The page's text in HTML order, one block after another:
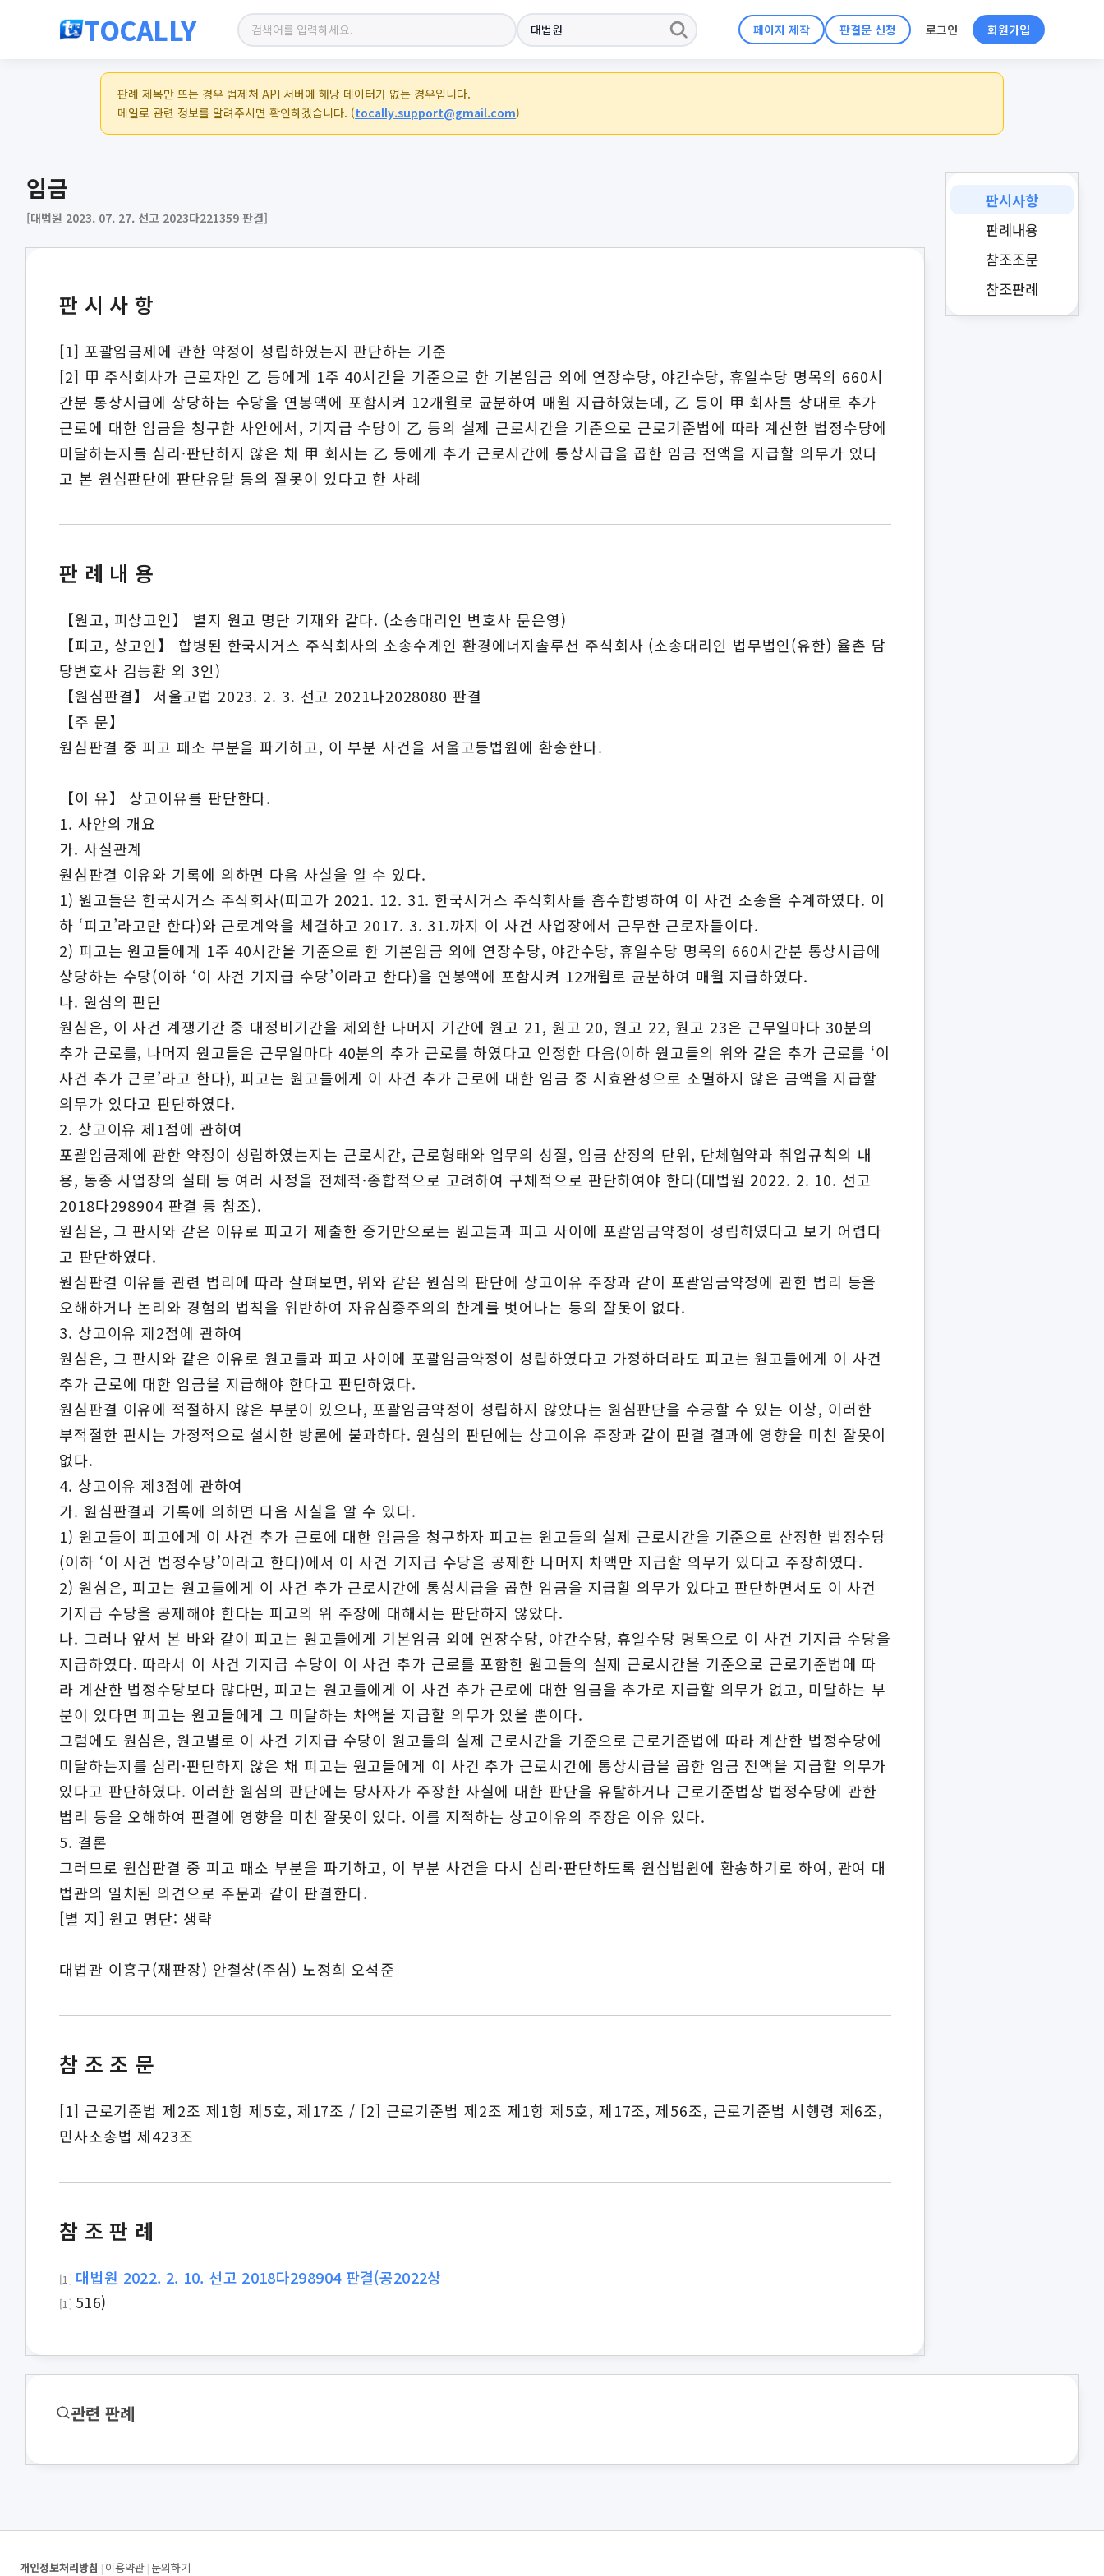
TOCALLY 페이지 제작 판결문 신청 로그인 회원가입
판례 제목만 뜨는 경우 법제처 API 서버에 해당 데이터가 없는 경우입니다.
메일로 관련 정보를 알려주시면 확인하겠습니다. (tocally.support@gmail.com)
임금
[대법원 2023. 07. 27. 선고 2023다221359 판결]
판시사항
판례내용
참조조문
참조판례
판시사항
[1] 포괄임금제에 관한 약정이 성립하였는지 판단하는 기준
[2] 甲 주식회사가 근로자인 乙 등에게 1주 40시간을 기준으로 한 기본임금 외에 연장수당, 야간수당, 휴일수당 명목의 660시
간분 통상시급에 상당하는 수당을 연봉액에 포함시켜 12개월로 균분하여 매월 지급하였는데, 乙 등이 甲 회사를 상대로 추가
근로에 대한 임금을 청구한 사안에서, 기지급 수당이 乙 등의 실제 근로시간을 기준으로 근로기준법에 따라 계산한 법정수당에
미달하는지를 심리·판단하지 않은 채 甲 회사는 乙 등에게 추가 근로시간에 통상시급을 곱한 임금 전액을 지급할 의무가 있다
고 본 원심판단에 판단유탈 등의 잘못이 있다고 한 사례
판례내용
【원고, 피상고인】 별지 원고 명단 기재와 같다. (소송대리인 변호사 문은영)
【피고, 상고인】 합병된 한국시거스 주식회사의 소송수계인 환경에너지솔루션 주식회사 (소송대리인 법무법인(유한) 율촌 담
당변호사 김능환 외 3인)
【원심판결】 서울고법 2023. 2. 3. 선고 2021나2028080 판결
【주 문】
원심판결 중 피고 패소 부분을 파기하고, 이 부분 사건을 서울고등법원에 환송한다.
【이 유】 상고이유를 판단한다.
1. 사안의 개요
가. 사실관계
원심판결 이유와 기록에 의하면 다음 사실을 알 수 있다.
1) 원고들은 한국시거스 주식회사(피고가 2021. 12. 31. 한국시거스 주식회사를 흡수합병하여 이 사건 소송을 수계하였다. 이
하 ‘피고’라고만 한다)와 근로계약을 체결하고 2017. 3. 31.까지 이 사건 사업장에서 근무한 근로자들이다.
2) 피고는 원고들에게 1주 40시간을 기준으로 한 기본임금 외에 연장수당, 야간수당, 휴일수당 명목의 660시간분 통상시급에
상당하는 수당(이하 ‘이 사건 기지급 수당’이라고 한다)을 연봉액에 포함시켜 12개월로 균분하여 매월 지급하였다.
나. 원심의 판단
원심은, 이 사건 계쟁기간 중 대정비기간을 제외한 나머지 기간에 원고 21, 원고 20, 원고 22, 원고 23은 근무일마다 30분의
추가 근로를, 나머지 원고들은 근무일마다 40분의 추가 근로를 하였다고 인정한 다음(이하 원고들의 위와 같은 추가 근로를 ‘이
사건 추가 근로’라고 한다), 피고는 원고들에게 이 사건 추가 근로에 대한 임금 중 시효완성으로 소멸하지 않은 금액을 지급할
의무가 있다고 판단하였다.
2. 상고이유 제1점에 관하여
포괄임금제에 관한 약정이 성립하였는지는 근로시간, 근로형태와 업무의 성질, 임금 산정의 단위, 단체협약과 취업규칙의 내
용, 동종 사업장의 실태 등 여러 사정을 전체적·종합적으로 고려하여 구체적으로 판단하여야 한다(대법원 2022. 2. 10. 선고
2018다298904 판결 등 참조).
원심은, 그 판시와 같은 이유로 피고가 제출한 증거만으로는 원고들과 피고 사이에 포괄임금약정이 성립하였다고 보기 어렵다
고 판단하였다.
원심판결 이유를 관련 법리에 따라 살펴보면, 위와 같은 원심의 판단에 상고이유 주장과 같이 포괄임금약정에 관한 법리 등을
오해하거나 논리와 경험의 법칙을 위반하여 자유심증주의의 한계를 벗어나는 등의 잘못이 없다.
3. 상고이유 제2점에 관하여
원심은, 그 판시와 같은 이유로 원고들과 피고 사이에 포괄임금약정이 성립하였다고 가정하더라도 피고는 원고들에게 이 사건
추가 근로에 대한 임금을 지급해야 한다고 판단하였다.
원심판결 이유에 적절하지 않은 부분이 있으나, 포괄임금약정이 성립하지 않았다는 원심판단을 수긍할 수 있는 이상, 이러한
부적절한 판시는 가정적으로 설시한 방론에 불과하다. 원심의 판단에는 상고이유 주장과 같이 판결 결과에 영향을 미친 잘못이
없다.
4. 상고이유 제3점에 관하여
가. 원심판결과 기록에 의하면 다음 사실을 알 수 있다.
1) 원고들이 피고에게 이 사건 추가 근로에 대한 임금을 청구하자 피고는 원고들의 실제 근로시간을 기준으로 산정한 법정수당
(이하 ‘이 사건 법정수당’이라고 한다)에서 이 사건 기지급 수당을 공제한 나머지 차액만 지급할 의무가 있다고 주장하였다.
2) 원심은, 피고는 원고들에게 이 사건 추가 근로시간에 통상시급을 곱한 임금을 지급할 의무가 있다고 판단하면서도 이 사건
기지급 수당을 공제해야 한다는 피고의 위 주장에 대해서는 판단하지 않았다.
나. 그러나 앞서 본 바와 같이 피고는 원고들에게 기본임금 외에 연장수당, 야간수당, 휴일수당 명목으로 이 사건 기지급 수당을
지급하였다. 따라서 이 사건 기지급 수당이 이 사건 추가 근로를 포함한 원고들의 실제 근로시간을 기준으로 근로기준법에 따
라 계산한 법정수당보다 많다면, 피고는 원고들에게 이 사건 추가 근로에 대한 임금을 추가로 지급할 의무가 없고, 미달하는 부
분이 있다면 피고는 원고들에게 그 미달하는 차액을 지급할 의무가 있을 뿐이다.
그럼에도 원심은, 원고별로 이 사건 기지급 수당이 원고들의 실제 근로시간을 기준으로 근로기준법에 따라 계산한 법정수당에
미달하는지를 심리·판단하지 않은 채 피고는 원고들에게 이 사건 추가 근로시간에 통상시급을 곱한 임금 전액을 지급할 의무가
있다고 판단하였다. 이러한 원심의 판단에는 당사자가 주장한 사실에 대한 판단을 유탈하거나 근로기준법상 법정수당에 관한
법리 등을 오해하여 판결에 영향을 미친 잘못이 있다. 이를 지적하는 상고이유의 주장은 이유 있다.
5. 결론
그러므로 원심판결 중 피고 패소 부분을 파기하고, 이 부분 사건을 다시 심리·판단하도록 원심법원에 환송하기로 하여, 관여 대
법관의 일치된 의견으로 주문과 같이 판결한다.
[별 지] 원고 명단: 생략
대법관 이흥구(재판장) 안철상(주심) 노정희 오석준
참조조문
[1] 근로기준법 제2조 제1항 제5호, 제17조 / [2] 근로기준법 제2조 제1항 제5호, 제17조, 제56조, 근로기준법 시행령 제6조,
민사소송법 제423조
참조판례
[1] 대법원 2022. 2. 10. 선고 2018다298904 판결(공2022상
[1] 516)
관련 판례
개인정보처리방침 | 이용약관 | 문의하기